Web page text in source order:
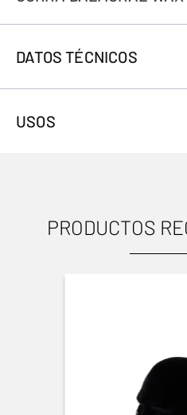
DATOS TÉCNICOS
3082628857
USOS
PRODUCTOS